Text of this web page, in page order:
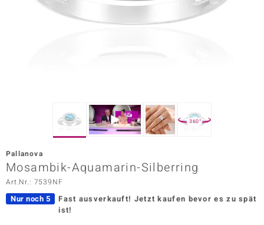
Vogue
360°
Pallanova
Mosambik-Aquamarin-Silberring
Art.Nr.: 7539NF
Nur noch 5 Fast ausverkauft! Jetzt kaufen bevor es zu spät
ist!